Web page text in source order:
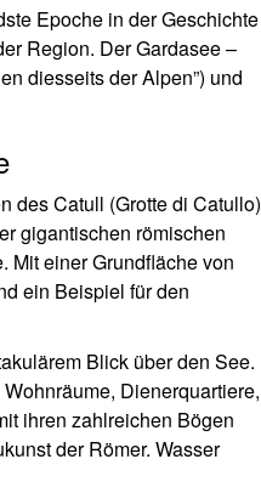
Epoche in der Geschichte
Region. Der Gardasee –
diesseits der Alpen”) und
des Catull (Grotte di Catullo)
gigantischen römischen
Mit einer Grundfläche von
ein Beispiel für den
Blick über den See.
Dienerquartiere,
ihren zahlreichen Bögen
der Römer. Wasser